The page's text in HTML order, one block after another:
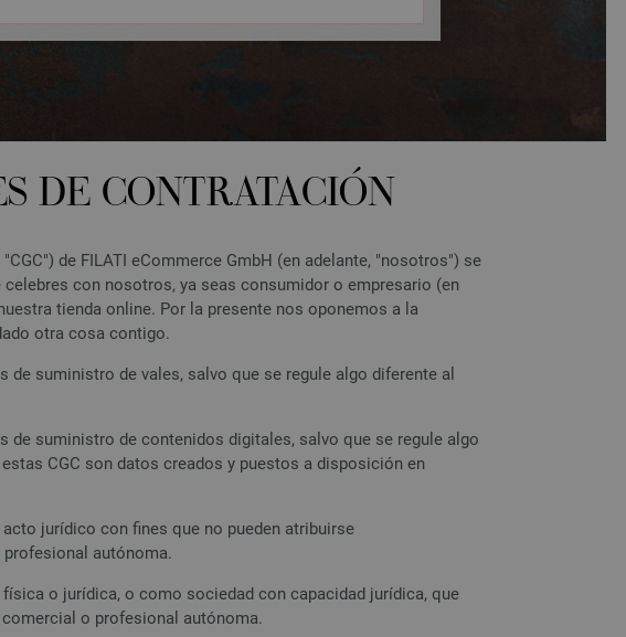
DE CONTRATACIÓN
de FILATI eCommerce GmbH (en adelante, "nosotros") se
con nosotros, ya seas consumidor o empresario (en
tienda online. Por la presente nos oponemos a la
otra cosa contigo.
suministro de vales, salvo que se regule algo diferente al
de suministro de contenidos digitales, salvo que se regule algo
CGC son datos creados y puestos a disposición en
jurídico con fines que no pueden atribuirse
autónoma.
o jurídica, o como sociedad con capacidad jurídica, que
o profesional autónoma.